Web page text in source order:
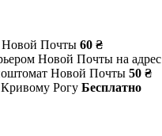
Новой Почты 60 ₴
Новой Почты на адрес
Новой Почты 50 ₴
Рогу Бесплатно